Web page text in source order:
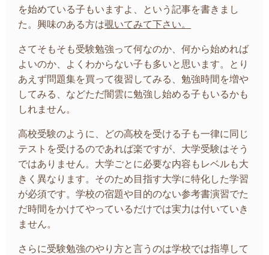
を始めている子もいますよ、という記事を書きまし
た。興味のある方は覗いてみて下さい。
さてそもそも受験勉強って何なのか、何から始めれば
よいのか、よくわからない子も多いと思います。とり
あえず問題集を買って復習してみる、勉強時間を増や
してみる、などただ闇雲に勉強し始める子もいるかも
しれません。
高校受験のように、どの高校を受ける子も一律に同じ
テストを受けるのであれば楽ですが、大学受験はそう
ではありません。大学ごとに必要な内容もレベルも大
きく異なります。そのため目指す大学に特化した学習
が必須です。学校の宿題や目的のない参考書演習でた
だ時間をかけてやっているだけでは実力は付いていき
ません。
さらに受験勉強のやり方と言うのは学校では指導して